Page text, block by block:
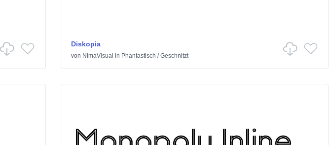
Diskopia
von NimaVisual in Phantastisch /Geschnitzt